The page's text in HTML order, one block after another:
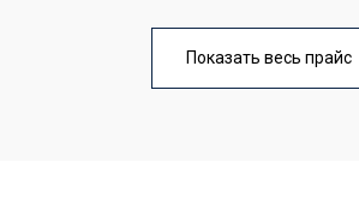
Ремонт/замена датчика
Замена термостата от
Показать весь прайс